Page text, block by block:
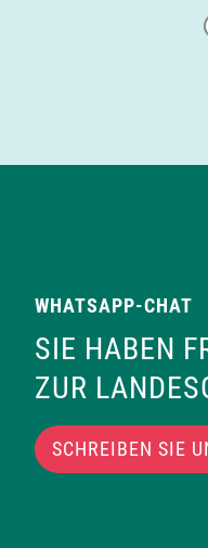
WHATSAPP-CHAT
SIE HABEN
ZUR
SCHREIBEN SIE